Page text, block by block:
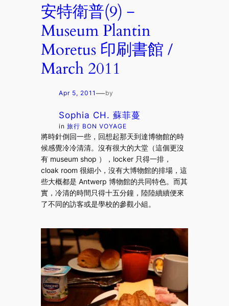
安特衛普(9)－
Museum Plantin
Moretus 印刷書館 /
March 2011
Apr 5, 2011—by
Sophia CH. 蘇菲蔓
in旅行 BON VOYAGE
將時針倒回一些，回想起那天到達博物館的時
候感覺冷冷清清。沒有很大的大堂（這個更沒
有 museum shop ），locker 只得一排，
cloak room 很細小，沒有大博物館的排場，這
些大概都是 Antwerp 博物館的共同特色。而其
實，冷清的時間只得十五分鐘，陸陸續續便來
了不同的訪客或是學校的參觀小組。